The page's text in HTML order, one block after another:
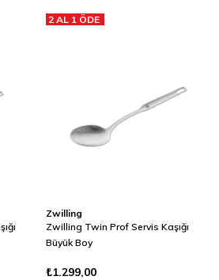
2 AL 1 ÖDE
Zwilling
Zwilling Twin Prof Servis Kaşığı
Büyük Boy
₺1.299,00